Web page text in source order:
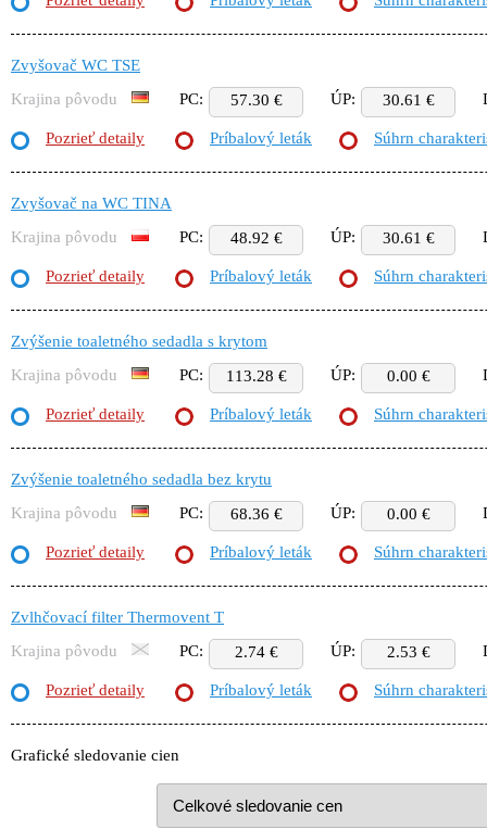
Zvyšovač WC TSE
Krajina pôvodu
PC: 57.30 € ÚP: 30.61 €
Pozrieť detaily Príbalový leták Súhrn
Zvyšovač na WC TINA
Krajina pôvodu
PC: 48.92 € ÚP: 30.61 €
Pozrieť detaily Príbalový leták Súhrn
Zvýšenie toaletného sedadla s krytom
Krajina pôvodu
PC: 113.28 € ÚP: 0.00 €
Pozrieť detaily Príbalový leták Súhrn
Zvýšenie toaletného sedadla bez krytu
Krajina pôvodu
PC: 68.36 € ÚP: 0.00 €
Pozrieť detaily Príbalový leták Súhrn
Zvlhčovací filter Thermovent T
Krajina pôvodu
PC: 2.74 € ÚP: 2.53 €
Pozrieť detaily Príbalový leták Súhrn
Grafické sledovanie cien